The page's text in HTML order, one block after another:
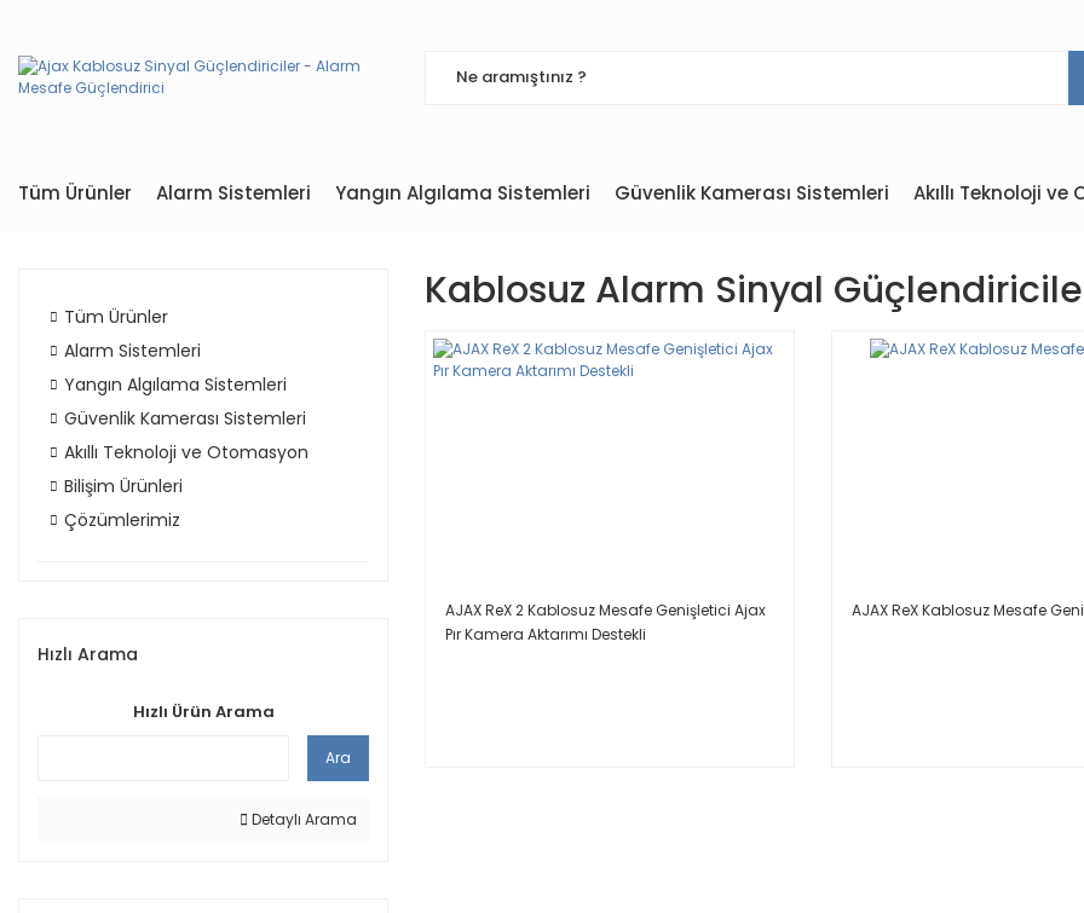
Tüm Ürünler Alarm Sistemleri Yangın Algılama Sistemleri Güvenlik Kamerası Sistemleri Akıllı Teknoloji
Tüm Ürünler
Alarm Sistemleri
Yangın Algılama Sistemleri
Güvenlik Kamerası Sistemleri
Akıllı Teknoloji ve Otomasyon
Bilişim Ürünleri
Çözümlerimiz
Hızlı Arama
Hızlı Ürün Arama
Ara
Detaylı Arama
Kablosuz Alarm Sinyal
AJAX ReX 2 Kablosuz Mesafe Genişletici Ajax
Pır Kamera Aktarımı Destekli
AJAX ReX Kablosuz Mesafe